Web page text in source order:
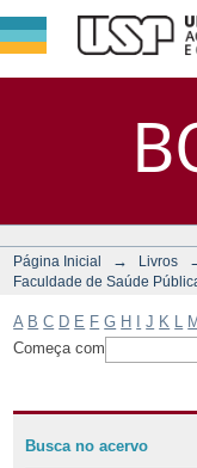
Página Inicial → Livros
Faculdade de Saúde
A B C D E F G H J K M
Começa com
Busca no acervo